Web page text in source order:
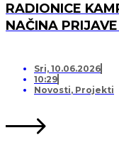
RADIONICE
NAČINA
Sri, 10.06.2026
10:29
Novosti, Projekti